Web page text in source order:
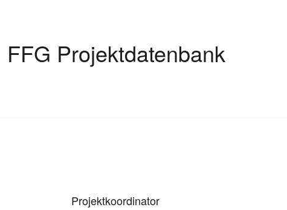
FFG Projektdatenbank
Projektkoordinator